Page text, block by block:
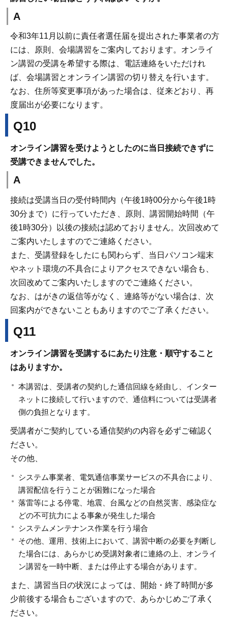
A
令和3年11月以前に責任者選任届を提出された事業者の方
には、原則、会場講習をご案内しております。オンライ
ン講習の受講を希望する際は、電話連絡をいただけれ
ば、会場講習とオンライン講習の切り替えを行います。
なお、住所等変更事項があった場合は、従来どおり、再
度届出が必要になります。
Q10
オンライン講習を受けようとしたのに当日接続できずに
受講できませんでした。
A
接続は受講当日の受付時間内（午後1時00分から午後1時
30分まで）に行っていただき、原則、講習開始時間（午
後1時30分）以後の接続は認めておりません。次回改めて
ご案内いたしますのでご連絡ください。
また、受講登録をしたにも関わらず、当日パソコン端末
やネット環境の不具合によりアクセスできない場合も、
次回改めてご案内いたしますのでご連絡ください。
なお、はがきの返信等がなく、連絡等がない場合は、次
回案内ができないこともありますのでご了承ください。
Q11
オンライン講習を受講するにあたり注意・順守すること
はありますか。
本講習は、受講者の契約した通信回線を経由し、インター
ネットに接続して行いますので、通信料については受講者
側の負担となります。
受講者がご契約している通信契約の内容を必ずご確認く
ださい。
その他、
システム事業者、電気通信事業サービスの不具合により、
講習配信を行うことが困難になった場合
落雷等による停電、地震、台風などの自然災害、感染症な
どの不可抗力による事象が発生した場合
システムメンテナンス作業を行う場合
その他、運用、技術上において、講習中断の必要を判断し
た場合には、あらかじめ受講対象者に連絡の上、オンライ
ン講習を一時中断、または停止する場合があります。
また、講習当日の状況によっては、開始・終了時間が多
少前後する場合もございますので、あらかじめご了承く
ださい。